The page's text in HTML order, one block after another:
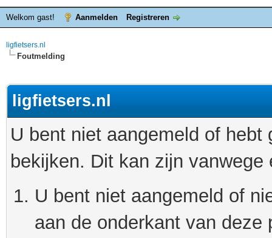
Welkom gast! Aanmelden Registreren
ligfietsers.nl
Foutmelding
ligfietsers.nl
U bent niet aangemeld of
bekijken. Dit kan zijn
U bent niet aangemeld of
aan de onderkant van